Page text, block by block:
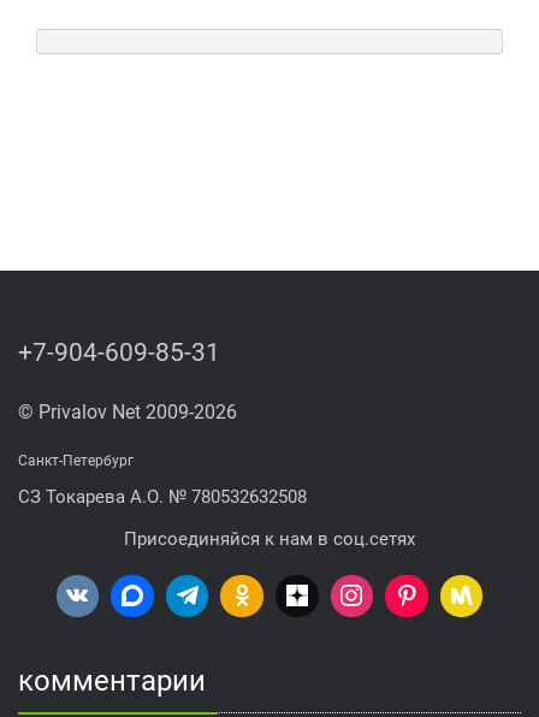
+7-904-609-85-31
© Privalov Net 2009-2026
Санкт-Петербург
СЗ Токарева А.О. № 780532632508
Присоединяйся к нам в соц.сетях
комментарии